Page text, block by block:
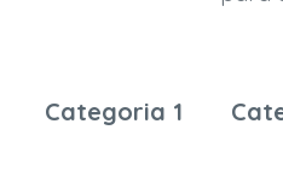
Categoria 1